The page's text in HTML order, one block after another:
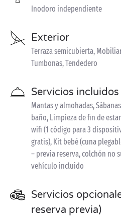
Inodoro independiente
Exterior
Terraza semicubierta,
Tumbonas, Tendedero
Servicios incluidos
Mantas y almohadas,
baño, Limpieza de fin de
wifi (1 código para 3
gratis), Kit bebé (cuna
– previa reserva, colchón no
vehículo incluido
Servicios
reserva previa)